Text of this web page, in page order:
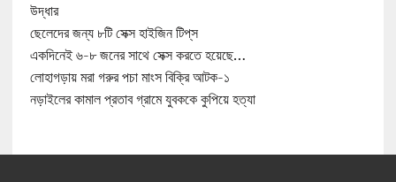
উদ্ধার
ছেলেদের জন্য ৮টি সেক্স হাইজিন টিপ্‌স
একদিনেই ৬-৮ জনের সাথে সেক্স করতে হয়েছে…
লোহাগড়ায় মরা গরুর পচা মাংস বিক্রি আটক-১
নড়াইলের কামাল প্রতাব গ্রামে যুবককে কুপিয়ে হত্যা